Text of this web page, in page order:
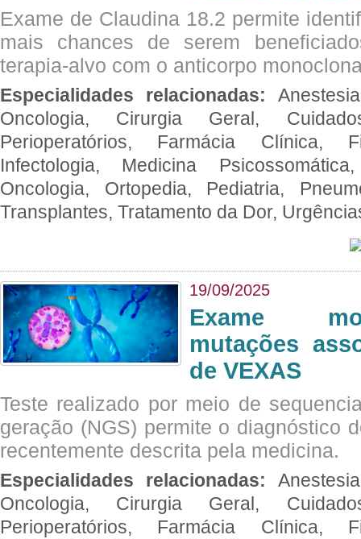
Exame de Claudina 18.2 permite
mais chances de serem
terapia-alvo com o anticorpo
Especialidades relacionadas:
Oncologia, Cirurgia Geral,
Perioperatórios, Farmácia Clínica,
Infectologia, Medicina
Oncologia, Ortopedia, Pediatria,
Transplantes, Tratamento da Dor,
19/09/2025
Exame
mutações
de VEXAS
Teste realizado por meio de
geração (NGS) permite o diagnóstico
recentemente descrita pela medicina.
Especialidades relacionadas:
Oncologia, Cirurgia Geral,
Perioperatórios, Farmácia Clínica,